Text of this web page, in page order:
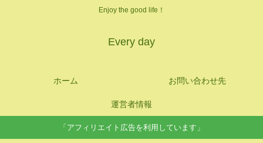
Enjoy the good life！
Every day
ホーム お問い合わせ先
運営者情報
「アフィリエイト広告を利用しています」